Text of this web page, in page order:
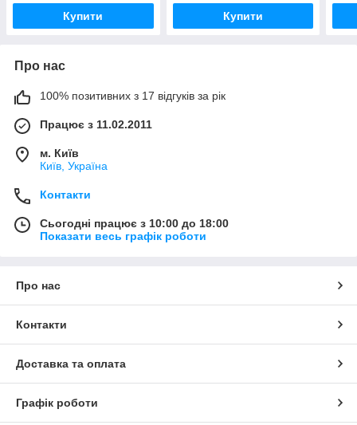
Купити Купити
Про нас
100% позитивних з 17 відгуків за рік
Працює з 11.02.2011
м. Київ
Київ, Україна
Контакти
Сьогодні працює з 10:00 до 18:00
Показати весь графік роботи
Про нас
Контакти
Доставка та оплата
Графік роботи